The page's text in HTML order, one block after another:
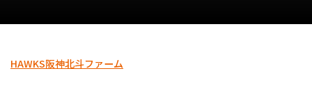
HAWKS阪神北斗ファーム